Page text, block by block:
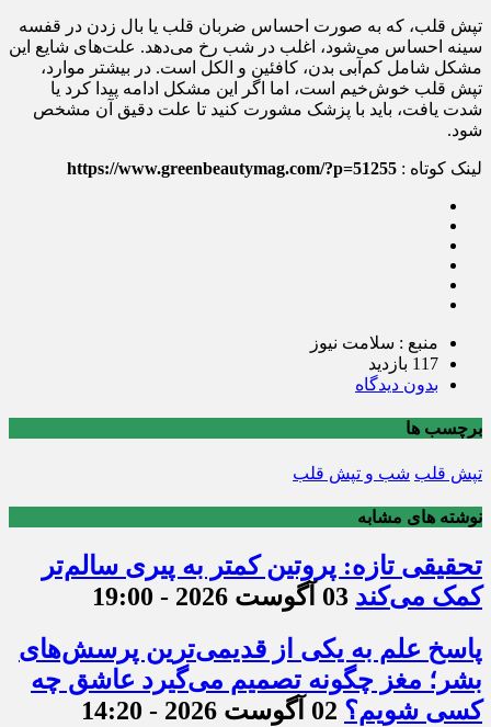
تپش قلب، که به صورت احساس ضربان قلب یا بال زدن در قفسه
سینه احساس می‌شود، اغلب در شب رخ می‌دهد. علت‌های شایع این
مشکل شامل کم‌آبی بدن، کافئین و الکل است. در بیشتر موارد،
تپش قلب خوش‌خیم است، اما اگر این مشکل ادامه پیدا کرد یا
شدت یافت، باید با پزشک مشورت کنید تا علت دقیق آن مشخص
شود.
لینک کوتاه : https://www.greenbeautymag.com/?p=51255
منبع : سلامت نیوز
117 بازدید
بدون دیدگاه
برچسب ها
تپش قلب شب و تپش قلب
نوشته های مشابه
تحقیقی تازه: پروتین کمتر به پیری سالم‌تر
کمک می‌کند 03 آگوست 2026 - 19:00
پاسخ علم به یکی از قدیمی‌ترین پرسش‌های
بشر؛ مغز چگونه تصمیم می‌گیرد عاشق چه
کسی شویم؟ 02 آگوست 2026 - 14:20